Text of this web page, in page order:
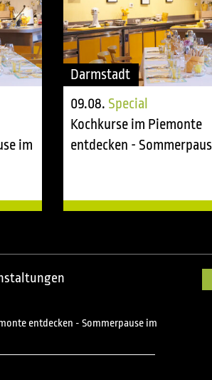
im
Darmstadt
09.08. Special
Kochkurse im Piemonte
entdecken -
entdecken - Sommerpause im